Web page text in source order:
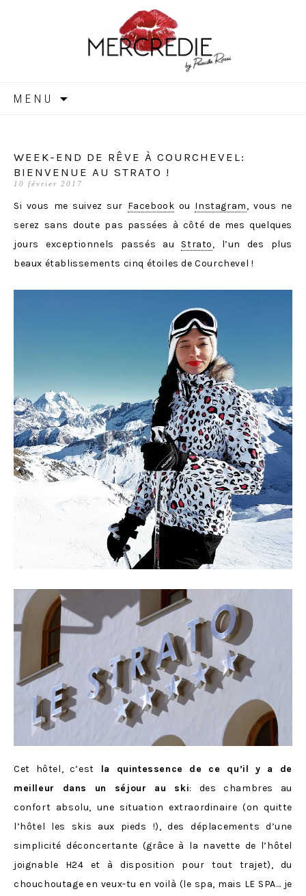
MERCREDIE
MENU
WEEK-END DE RÊVE À COURCHEVEL:
BIENVENUE AU STRATO !
10 février 2017
Si vous me suivez sur Facebook ou Instagram, vous ne
serez sans doute pas passées à côté de mes quelques
jours exceptionnels passés au Strato, l’un des plus
beaux établissements cinq étoiles de Courchevel !
Cet hôtel, c’est la quintessence de ce qu’il y a de
meilleur dans un séjour au ski: des chambres au
confort absolu, une situation extraordinaire (on quitte
l’hôtel les skis aux pieds !), des déplacements d’une
simplicité déconcertante (grâce à la navette de l’hôtel
joignable H24 et à disposition pour tout trajet), du
chouchoutage en veux-tu en voilà (le spa, mais LE SPA… je